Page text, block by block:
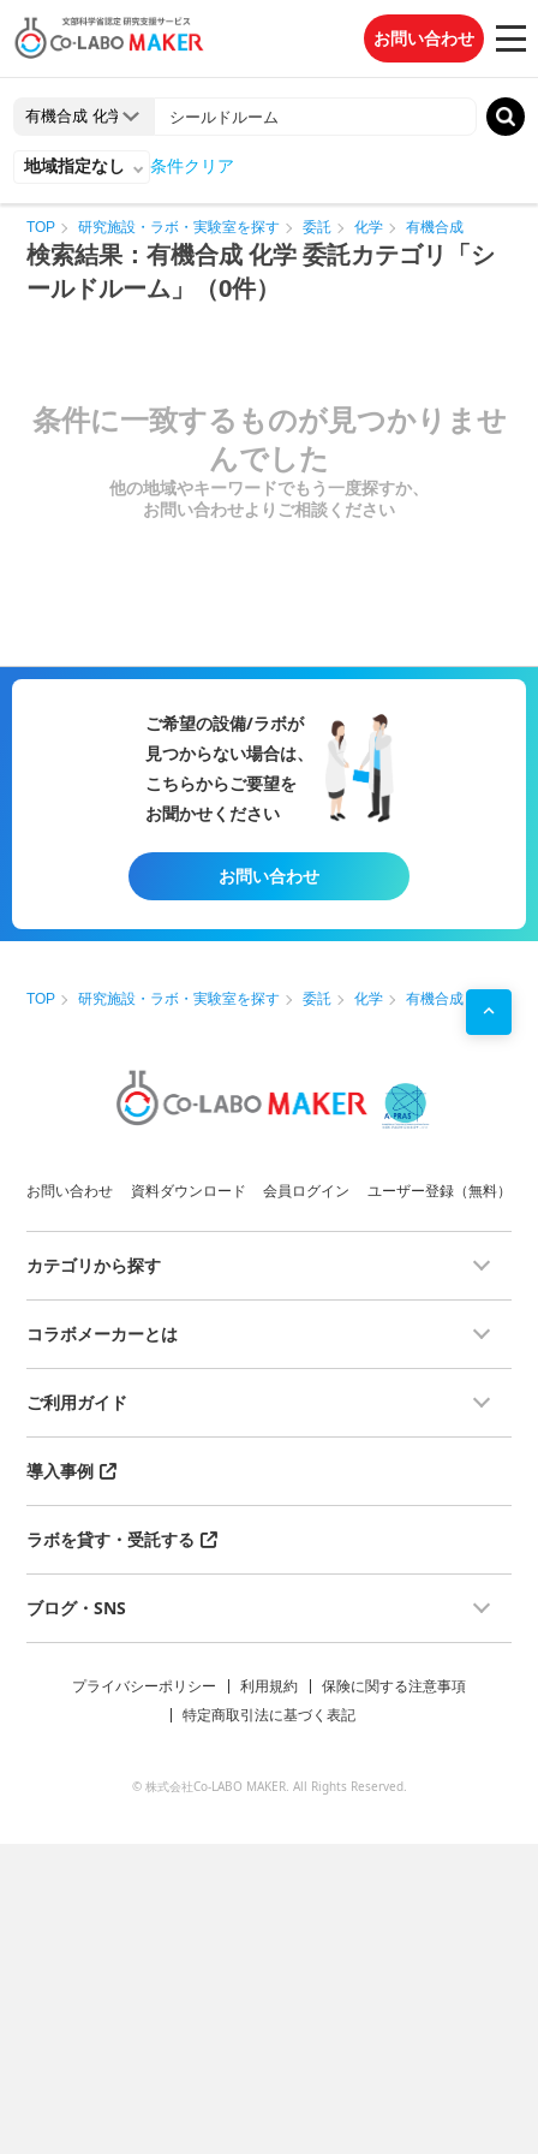
お問い合わせ
地域指定なし 条件クリア
TOP 研究施設・ラボ・実験室を探す 委託 化学 有機合成
検索結果：有機合成 化学 委託カテゴリ「シ
ールドルーム」（0件）
条件に一致するものが見つかりませ
んでした
他の地域やキーワードでもう一度探すか、
お問い合わせよりご相談ください
ご希望の設備/ラボが
見つからない場合は、
こちらからご要望を
お聞かせください
お問い合わせ
TOP 研究施設・ラボ・実験室を探す 委託 化学 有機合成
お問い合わせ 資料ダウンロード 会員ログイン ユーザー登録（無料）
カテゴリから探す
コラボメーカーとは
ご利用ガイド
導入事例
ラボを貸す・受託する
ブログ・SNS
プライバシーポリシー 利用規約
保険に関する注意事項
特定商取引法に基づく表記
© 株式会社Co-LABO MAKER. All Rights Reserved.